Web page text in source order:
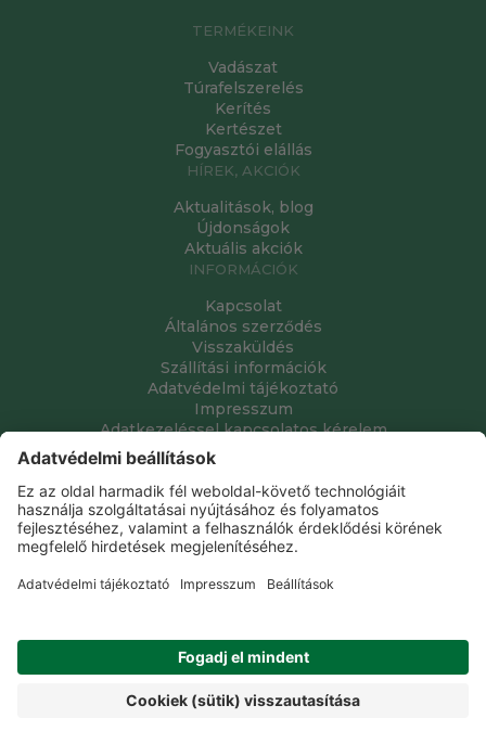
TERMÉKEINK
Vadászat
Túrafelszerelés
Kerítés
Kertészet
Fogyasztói elállás
HÍREK, AKCIÓK
Aktualitások, blog
Újdonságok
Aktuális akciók
INFORMÁCIÓK
Kapcsolat
Általános szerződés
Visszaküldés
Szállítási információk
Adatvédelmi tájékoztató
Impresszum
Adatkezeléssel kapcsolatos kérelem
Grube Kft. © 2009 - 2026. Minden jog fenntartva. All rights
reserved.
Tervezte és készítette:
Vision-Software, az Octopus 8 ERP